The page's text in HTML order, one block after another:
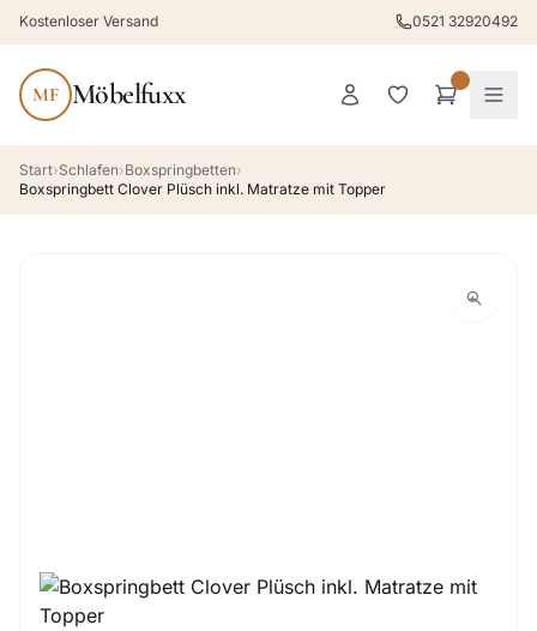
Kostenloser Versand 0521 32920492
MF Möbelfuxx
Start›Schlafen›Boxspringbetten›
Boxspringbett Clover Plüsch inkl. Matratze mit Topper